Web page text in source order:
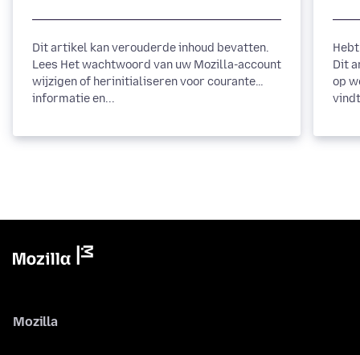
Dit artikel kan verouderde inhoud bevatten.
Lees Het wachtwoord van uw Mozilla-account
wijzigen of herinitialiseren voor courante
informatie en...
Dit
op
Mozilla